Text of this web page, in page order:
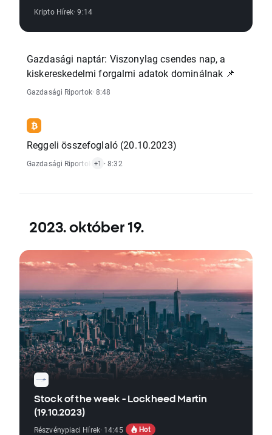
Kripto Hírek· 9:14
Gazdasági naptár: Viszonylag csendes nap, a
kiskereskedelmi forgalmi adatok dominálnak 📌
Gazdasági Riportok· 8:48
Reggeli összefoglaló (20.10.2023)
Gazdasági Riportok ,Kripto Hírek
+1 · 8:32
2023. október 19.
Stock of the week - Lockheed Martin
(19.10.2023)
Részvénypiaci Hírek· 14:45 Hot